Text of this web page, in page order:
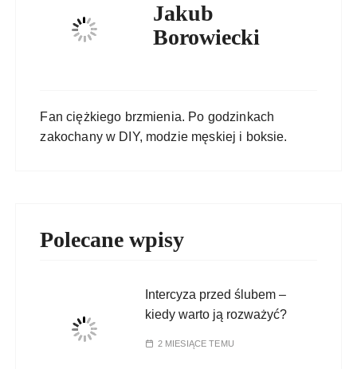
Jakub
Borowiecki
Fan ciężkiego brzmienia. Po godzinkach
zakochany w DIY, modzie męskiej i boksie.
Polecane wpisy
Intercyza przed ślubem –
kiedy warto ją rozważyć?
2 MIESIĄCE TEMU